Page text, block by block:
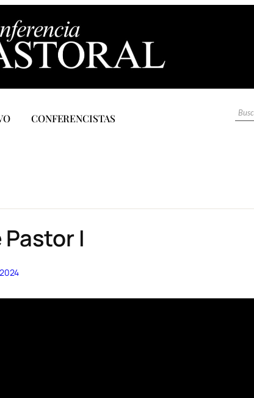
CONFERENCISTAS
I